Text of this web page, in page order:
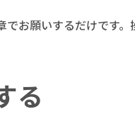
お願いするだけです
る